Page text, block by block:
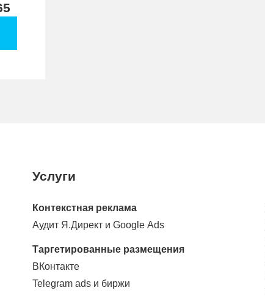
Услуги
Контекстная реклама
Аудит Я.Директ и Google Ads
Таргетированные размещения
ВКонтакте
Telegram ads и биржи